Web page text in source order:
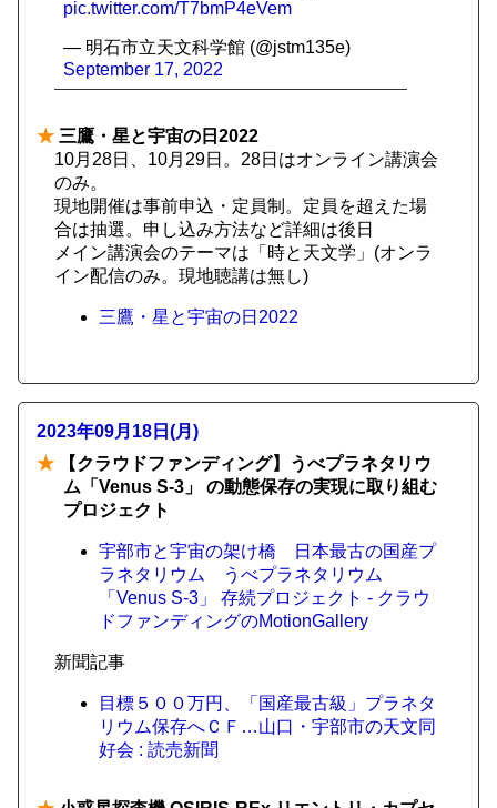
pic.twitter.com/T7bmP4eVem
— 明石市立天文科学館 (@jstm135e)
September 17, 2022
★ 三鷹・星と宇宙の日2022
10月28日、10月29日。28日はオンライン講演会
のみ。
現地開催は事前申込・定員制。定員を超えた場
合は抽選。申し込み方法など詳細は後日
メイン講演会のテーマは「時と天文学」(オンラ
イン配信のみ。現地聴講は無し)
三鷹・星と宇宙の日2022
2023年09月18日(月)
★ 【クラウドファンディング】うべプラネタリウ
ム「Venus S-3」 の動態保存の実現に取り組む
プロジェクト
宇部市と宇宙の架け橋 日本最古の国産プ
ラネタリウム うべプラネタリウム
「Venus S-3」 存続プロジェクト - クラウ
ドファンディングのMotionGallery
新聞記事
目標５００万円、「国産最古級」プラネタ
リウム保存へＣＦ…山口・宇部市の天文同
好会 : 読売新聞